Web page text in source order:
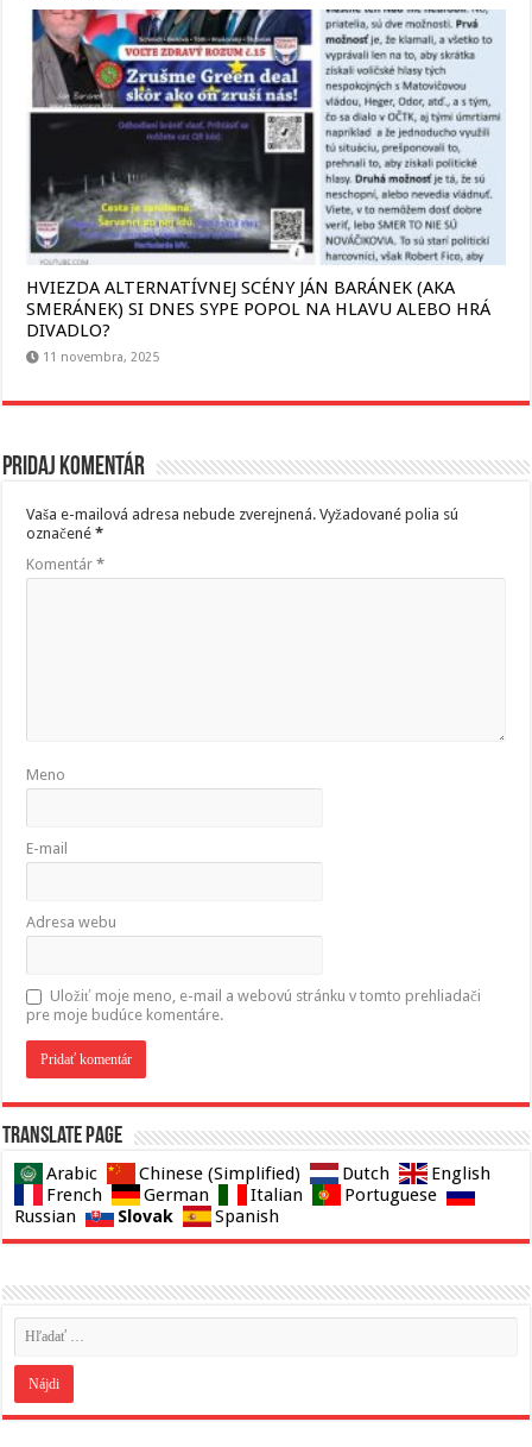
HVIEZDA ALTERNATÍVNEJ SCÉNY JÁN BARÁNEK (AKA
SMERÁNEK) SI DNES SYPE POPOL NA HLAVU ALEBO HRÁ
DIVADLO?
11 novembra, 2025
Pridaj komentár
Vaša e-mailová adresa nebude zverejnená. Vyžadované polia sú
označené*
Komentár*
Meno
E-mail
Adresa webu
Uložiť moje meno, e-mail a webovú stránku v tomto prehliadači
pre moje budúce komentáre.
Translate page
Arabic Chinese (Simplified) Dutch
English
French
German Italian
Portuguese
Russian
Slovak Spanish